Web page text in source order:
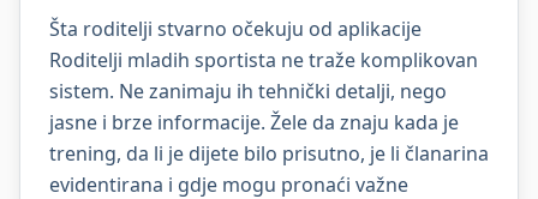
Šta roditelji stvarno očekuju od aplikacije
Roditelji mladih sportista ne traže komplikovan
sistem. Ne zanimaju ih tehnički detalji, nego
jasne i brze informacije. Žele da znaju kada je
trening, da li je dijete bilo prisutno, je li članarina
evidentirana i gdje mogu pronaći važne